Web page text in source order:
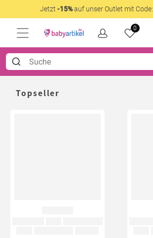
Jetzt -15%auf unser Outlet mit Code:
0
Topseller